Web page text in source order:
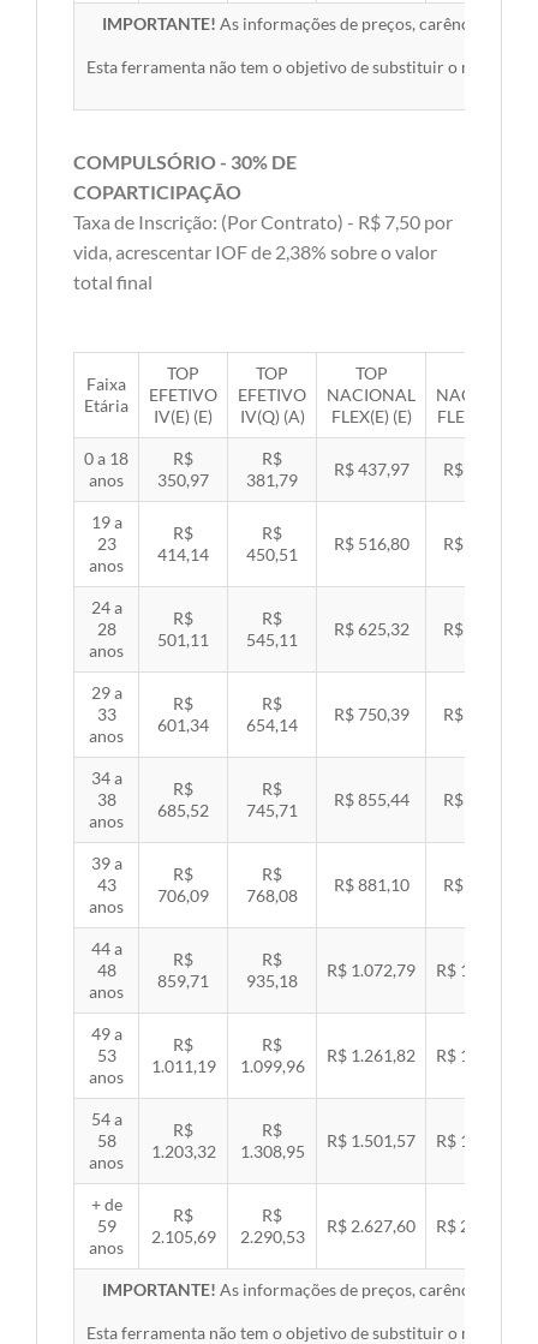
IMPORTANTE! As informações de preços, carências,
Esta ferramenta não tem o objetivo de substituir o material
COMPULSÓRIO - 30% DE
COPARTICIPAÇÃO
Taxa de Inscrição: (Por Contrato) - R$ 7,50 por
vida, acrescentar IOF de 2,38% sobre o valor
total final
Faixa
Etária
TOP
EFETIVO
IV(E) (E)
TOP
EFETIVO
IV(Q) (A)
TOP
NACIONAL
FLEX(E) (E)
NACIONAL
FLEX(Q) (A)
0 a 18
anos
R$
350,97
R$
381,79
R$ 437,97 R$ 451,33
19 a
23
anos
R$
414,14
R$
450,51
R$ 516,80 R$ 532,57
24 a
28
anos
R$
501,11
R$
545,11
R$ 625,32 R$ 644,40
29 a
33
anos
R$
601,34
R$
654,14
R$ 750,39 R$ 773,29
34 a
38
anos
R$
685,52
R$
745,71
R$ 855,44 R$ 881,54
39 a
43
anos
R$
706,09
R$
768,08
R$ 881,10 R$ 907,99
44 a
48
anos
R$
859,71
R$
935,18
R$ 1.072,79 R$ 1.105,53
49 a
53
anos
R$
1.011,19
R$
1.099,96
R$ 1.261,82 R$ 1.300,32
54 a
58
anos
R$
1.203,32
R$
1.308,95
R$ 1.501,57 R$ 1.547,38
+ de
59
anos
R$
2.105,69
R$
2.290,53
R$ 2.627,60 R$ 2.707,76
IMPORTANTE! As informações de preços, carências,
Esta ferramenta não tem o objetivo de substituir o material